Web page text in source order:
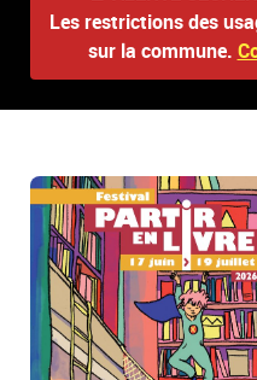
Les restrictions des
sur la commune.